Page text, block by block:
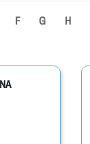
F G H